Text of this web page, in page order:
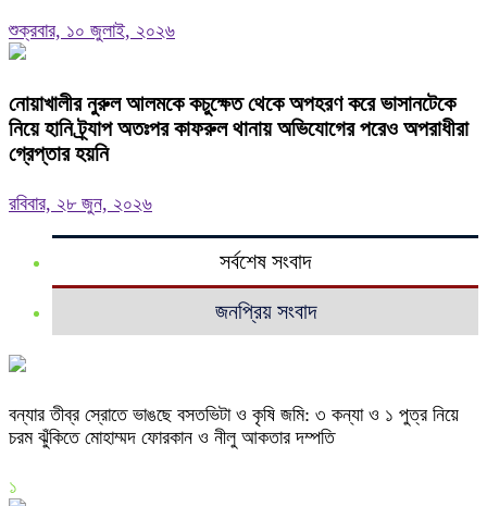
শুক্রবার, ১০ জুলাই, ২০২৬
নোয়াখালীর নুরুল আলমকে কচুক্ষেত থেকে অপহরণ করে ভাসানটেকে
নিয়ে হানি ট্র্যাপ অতঃপর কাফরুল থানায় অভিযোগের পরেও অপরাধীরা
গ্রেপ্তার হয়নি
রবিবার, ২৮ জুন, ২০২৬
সর্বশেষ সংবাদ
জনপ্রিয় সংবাদ
বন্যার তীব্র স্রোতে ভাঙছে বসতভিটা ও কৃষি জমি: ৩ কন্যা ও ১ পুত্র নিয়ে
চরম ঝুঁকিতে মোহাম্মদ ফোরকান ও নীলু আকতার দম্পতি
১